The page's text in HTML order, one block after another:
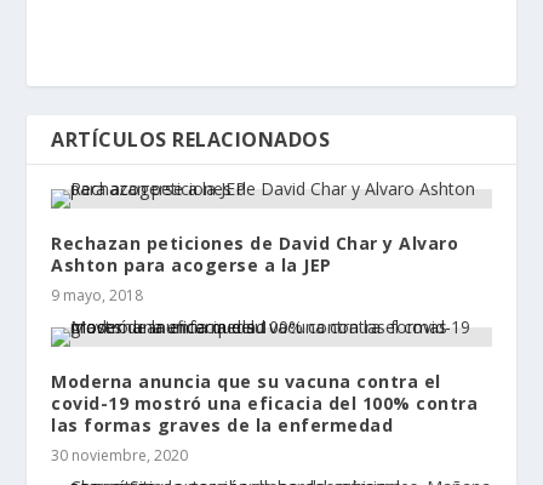
ARTÍCULOS RELACIONADOS
Rechazan peticiones de David Char y Alvaro
Ashton para acogerse a la JEP
9 mayo, 2018
Moderna anuncia que su vacuna contra el
covid-19 mostró una eficacia del 100% contra
las formas graves de la enfermedad
30 noviembre, 2020